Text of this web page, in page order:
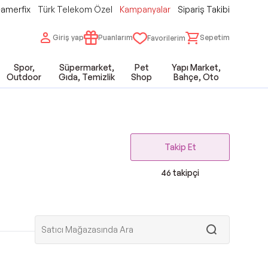
Türk Telekom Özel Kampanyalar Sipariş Takibi
Giriş yap Puanlarım Favorilerim Sepetim
Spor,
Outdoor
Süpermarket,
Gıda, Temizlik
Pet
Shop
Yapı Market,
Bahçe, Oto
Takip Et
46 takipçi